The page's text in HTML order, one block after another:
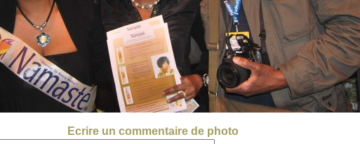
Ecrire un commentaire de photo